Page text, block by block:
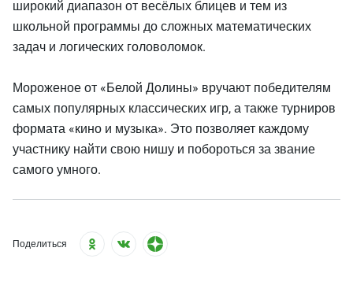
широкий диапазон от весёлых блицев и тем из
школьной программы до сложных математических
задач и логических головоломок.
Мороженое от «Белой Долины» вручают победителям
самых популярных классических игр, а также турниров
формата «кино и музыка». Это позволяет каждому
участнику найти свою нишу и побороться за звание
самого умного.
Поделиться